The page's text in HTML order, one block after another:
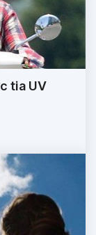
tia UV